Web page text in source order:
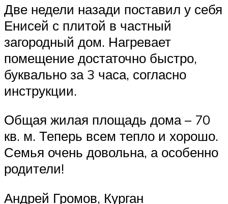
Две недели назади поставил у себя
Енисей с плитой в частный
загородный дом. Нагревает
помещение достаточно быстро,
буквально за 3 часа, согласно
инструкции.
Общая жилая площадь дома – 70
кв. м. Теперь всем тепло и хорошо.
Семья очень довольна, а особенно
родители!
Андрей Громов, Курган